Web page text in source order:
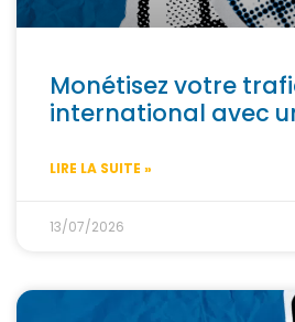
Monétisez votre
international avec
LIRE LA SUITE »
13/07/2026